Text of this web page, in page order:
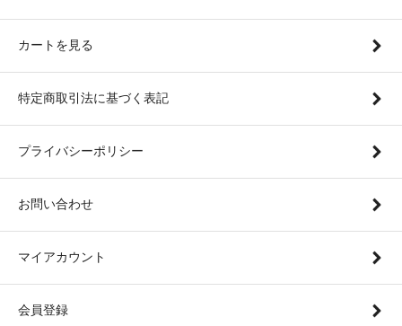
カートを見る
特定商取引法に基づく表記
プライバシーポリシー
お問い合わせ
マイアカウント
会員登録